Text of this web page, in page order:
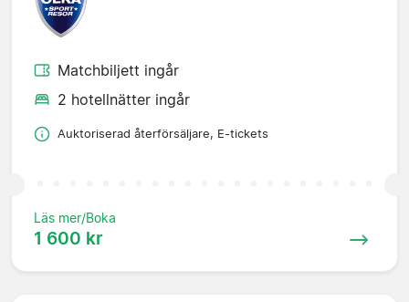
Matchbiljett ingår
2 hotellnätter ingår
Auktoriserad återförsäljare, E-tickets
Läs mer/Boka
1 600 kr